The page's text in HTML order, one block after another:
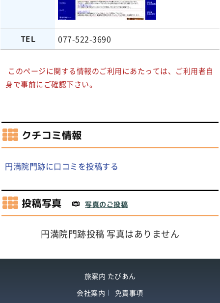
TEL 077-522-3690
このページに関する情報のご利用にあたっては、ご利用者自
身で事前にご確認下さい。
クチコミ情報
円満院門跡に口コミを投稿する
投稿写真 写真のご投稿
円満院門跡投稿 写真はありません
旅案内 たびあん
会社案内
免責事項